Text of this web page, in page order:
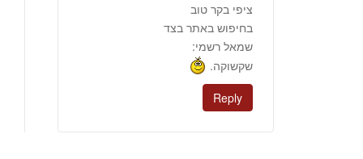
ציפי בקר טוב
בחיפוש באתר בצד
שמאל רשמי:
שקשוקה.
Reply